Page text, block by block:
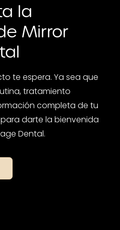
la
Mirror
te espera. Ya sea que
tratamiento
completa de tu
darte la bienvenida
Dental.